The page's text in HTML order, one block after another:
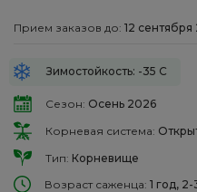
Прием заказов до: 12 сентября
Зимостойкость: -35 С
Сезон: Осень 2026
Корневая система:
Тип: Корневище
Возраст саженца: 1 год, 2-